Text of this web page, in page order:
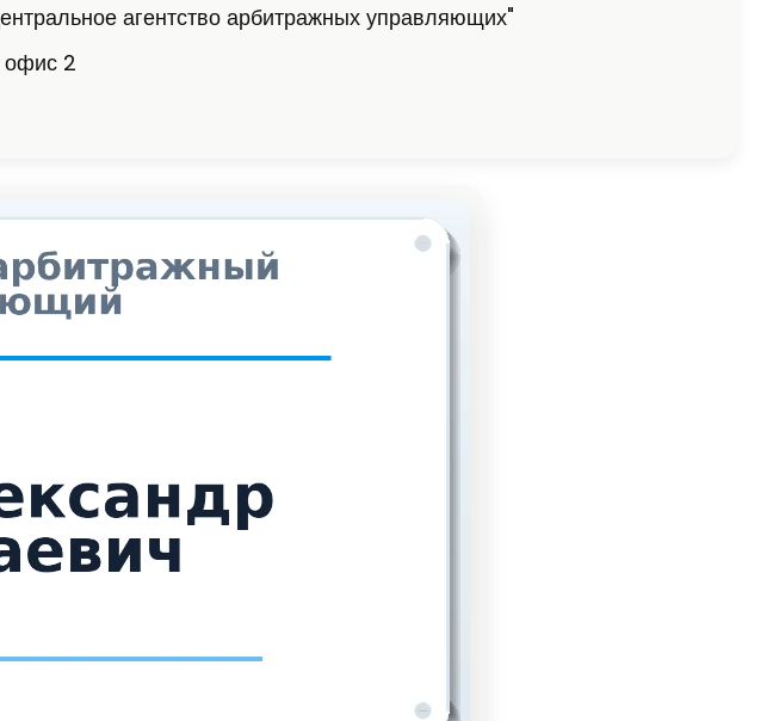
агентство арбитражных управляющих"
офис 2